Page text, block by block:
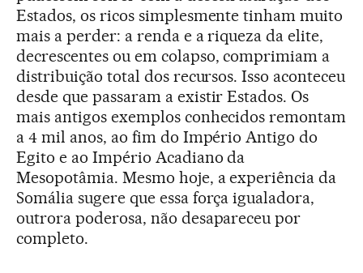
Estados, os ricos simplesmente tinham muito
mais a perder: a renda e a riqueza da elite,
decrescentes ou em colapso, comprimiam a
distribuição total dos recursos. Isso aconteceu
desde que passaram a existir Estados. Os
mais antigos exemplos conhecidos remontam
a 4 mil anos, ao fim do Império Antigo do
Egito e ao Império Acadiano da
Mesopotâmia. Mesmo hoje, a experiência da
Somália sugere que essa força igualadora,
outrora poderosa, não desapareceu por
completo.